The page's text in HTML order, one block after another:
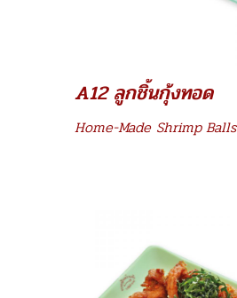
A12 ลูกชิ้นกุ้งทอด
Home-Made Shrimp Balls